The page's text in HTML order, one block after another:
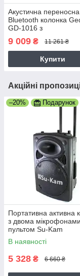
Акустична переносна
Bluetooth колонка
GD-1016 з
радіомікрофоном
100 Вт FM, USB, AUX,
RGB
9 009 ₴ 11 261 ₴
Купити
Акційні
–20% Подарунок
Портативна активна
з двома
пультом Su-Kam
BT120D/212D з
підключенням 250 Вт
В наявності
5 328 ₴ 6 660 ₴